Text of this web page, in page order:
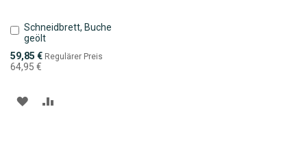
Schneidbrett, Buche
geölt
Sonderpreis
59,85 € Regulärer Preis
64,95 €
In
den
Warenkorb
ZUR